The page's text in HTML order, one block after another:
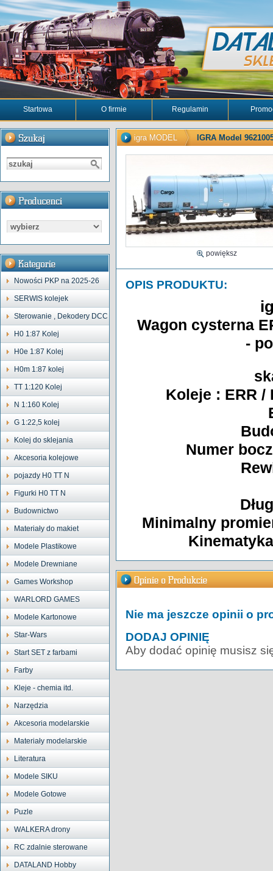
Startowa O firmie Regulamin
Nowości PKP na 2025-26
SERWIS kolejek
Sterowanie , Dekodery DCC
H0 1:87 Kolej
H0e 1:87 Kolej
H0m 1:87 kolej
TT 1:120 Kolej
N 1:160 Kolej
G 1:22,5 kolej
Kolej do sklejania
Akcesoria kolejowe
pojazdy H0 TT N
Figurki H0 TT N
Budownictwo
Materiały do makiet
Modele Plastikowe
Modele Drewniane
Games Workshop
WARLORD GAMES
Modele Kartonowe
Star-Wars
Start SET z farbami
Farby
Kleje - chemia itd.
Narzędzia
Akcesoria modelarskie
Materiały modelarskie
Literatura
Modele SIKU
Modele Gotowe
Puzle
WALKERA drony
RC zdalnie sterowane
DATALAND Hobby
igra MODEL IGRA Model
powiększ
OPIS PRODUKTU:
Wagon cysterna
-
Koleje : ERR /
Numer
Minimalny
Nie ma jeszcze opinii o
DODAJ OPINIĘ
Aby dodać opinię musisz